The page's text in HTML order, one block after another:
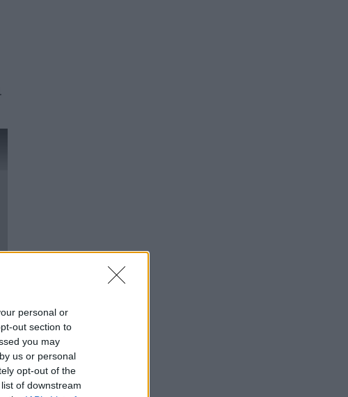
personal or
out section to
you may
us or personal
opt-out of the
of downstream